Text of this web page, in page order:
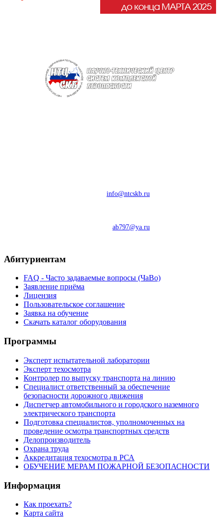
info@ntcskb.ru
ab797@ya.ru
Абитуриентам
FAQ - Часто задаваемые вопросы (ЧаВо)
Заявление приёма
Лицензия
Пользовательское соглашение
Заявка на обучение
Скачать каталог оборудования
Программы
Эксперт испытательной лаборатории
Эксперт техосмотра
Контролер по выпуску транспорта на линию
Специалист ответственный за обеспечение
безопасности дорожного движения
Диспетчер автомобильного и городского наземного
электрического транспорта
Подготовка специалистов, уполномоченных на
проведение осмотра транспортных средств
Делопроизводитель
Охрана труда
Аккредитация техосмотра в РСА
ОБУЧЕНИЕ МЕРАМ ПОЖАРНОЙ БЕЗОПАСНОСТИ
Информация
Как проехать?
Карта сайта